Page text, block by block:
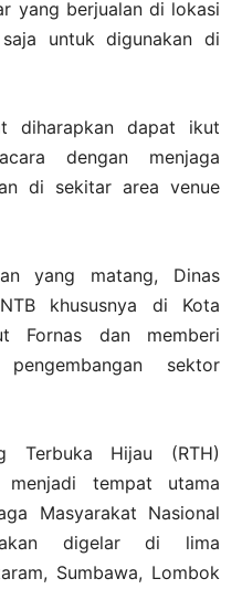
yang berjualan di lokasi
untuk digunakan di
diharapkan dapat ikut
dengan menjaga
di sekitar area venue
yang matang, Dinas
khususnya di Kota
Fornas dan memberi
sektor
Terbuka Hijau (RTH)
menjadi tempat utama
Masyarakat Nasional
digelar di lima
Sumbawa, Lombok